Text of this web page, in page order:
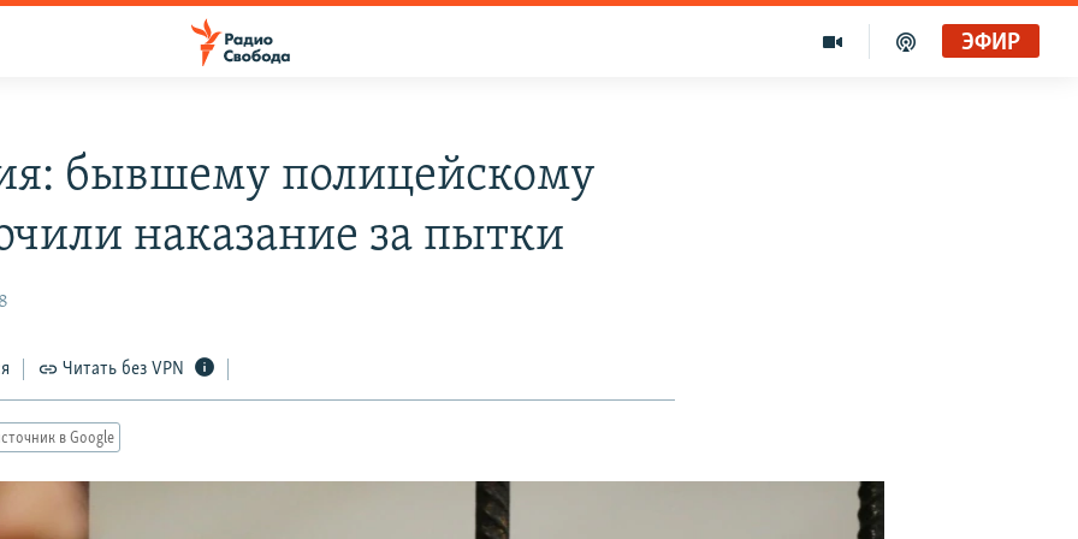
ЭФИР
бывшему полицейскому
наказание за пытки
Читать без VPN
в Google